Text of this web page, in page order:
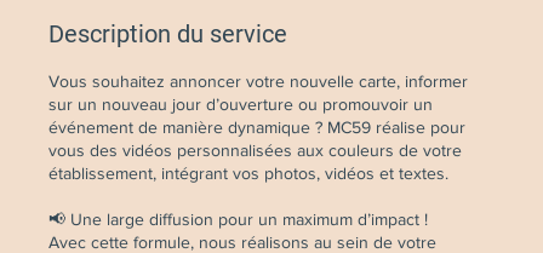
Description du service
Vous souhaitez annoncer votre nouvelle carte, informer
sur un nouveau jour d’ouverture ou promouvoir un
événement de manière dynamique ? MC59 réalise pour
vous des vidéos personnalisées aux couleurs de votre
établissement, intégrant vos photos, vidéos et textes.
📢 Une large diffusion pour un maximum d’impact !
Avec cette formule, nous réalisons au sein de votre